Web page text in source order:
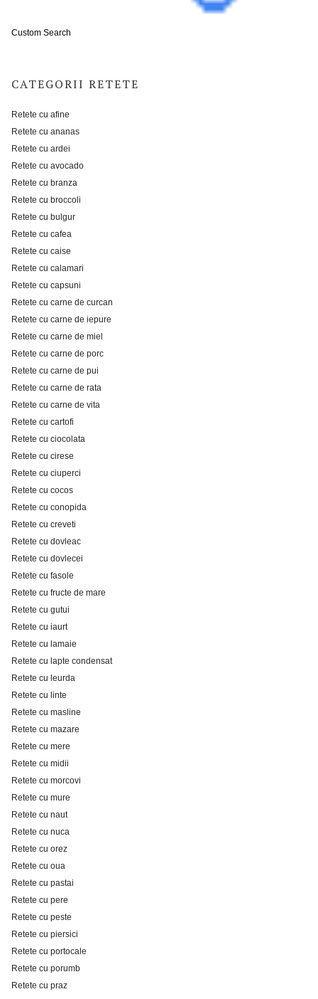
Custom Search
CATEGORII RETETE
Retete cu afine
Retete cu ananas
Retete cu ardei
Retete cu avocado
Retete cu branza
Retete cu broccoli
Retete cu bulgur
Retete cu cafea
Retete cu caise
Retete cu calamari
Retete cu capsuni
Retete cu carne de curcan
Retete cu carne de iepure
Retete cu carne de miel
Retete cu carne de porc
Retete cu carne de pui
Retete cu carne de rata
Retete cu carne de vita
Retete cu cartofi
Retete cu ciocolata
Retete cu cirese
Retete cu ciuperci
Retete cu cocos
Retete cu conopida
Retete cu creveti
Retete cu dovleac
Retete cu dovlecei
Retete cu fasole
Retete cu fructe de mare
Retete cu gutui
Retete cu iaurt
Retete cu lamaie
Retete cu lapte condensat
Retete cu leurda
Retete cu linte
Retete cu masline
Retete cu mazare
Retete cu mere
Retete cu midii
Retete cu morcovi
Retete cu mure
Retete cu naut
Retete cu nuca
Retete cu orez
Retete cu oua
Retete cu pastai
Retete cu pere
Retete cu peste
Retete cu piersici
Retete cu portocale
Retete cu porumb
Retete cu praz